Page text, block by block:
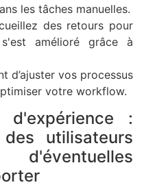
les tâches manuelles.
des retours pour
amélioré grâce à
d’ajuster vos processus
votre workflow.
:
utilisateurs